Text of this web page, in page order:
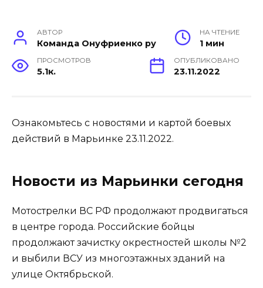
АВТОР
Команда Онуфриенко ру
НА ЧТЕНИЕ
1 мин
ПРОСМОТРОВ
5.1к.
ОПУБЛИКОВАНО
23.11.2022
Ознакомьтесь с новостями и картой боевых
действий в Марьинке 23.11.2022.
Новости из Марьинки сегодня
Мотострелки ВС РФ продолжают продвигаться
в центре города. Российские бойцы
продолжают зачистку окрестностей школы №2
и выбили ВСУ из многоэтажных зданий на
улице Октябрьской.